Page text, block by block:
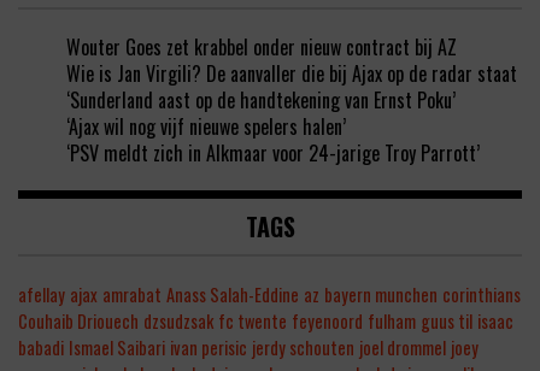
Wouter Goes zet krabbel onder nieuw contract bij AZ
Wie is Jan Virgili? De aanvaller die bij Ajax op de radar staat
‘Sunderland aast op de handtekening van Ernst Poku’
‘Ajax wil nog vijf nieuwe spelers halen’
‘PSV meldt zich in Alkmaar voor 24-jarige Troy Parrott’
TAGS
afellay ajax amrabat Anass Salah-Eddine az bayern munchen corinthians
Couhaib Driouech dzsudzsak fc twente feyenoord fulham guus til isaac
babadi Ismael Saibari ivan perisic jerdy schouten joel drommel joey